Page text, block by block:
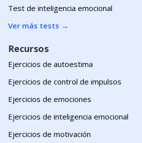
Test de inteligencia emocional
Ver más tests →
Recursos
Ejercicios de autoestima
Ejercicios de control de impulsos
Ejercicios de emociones
Ejercicios de inteligencia emocional
Ejercicios de motivación